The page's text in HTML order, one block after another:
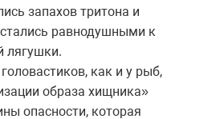
запахов тритона и
равнодушными к
лягушки.
как и у рыб,
образа хищника»
опасности, которая